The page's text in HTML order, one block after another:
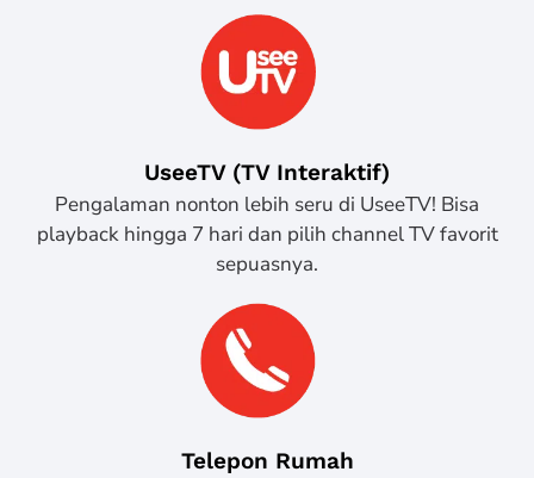
UseeTV (TV Interaktif)
Pengalaman nonton lebih seru di UseeTV! Bisa
playback hingga 7 hari dan pilih channel TV favorit
sepuasnya.
Telepon Rumah